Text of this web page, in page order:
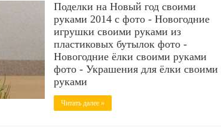
Поделки на Новый год своими
руками 2014 с фото - Новогодние
игрушки своими руками из
пластиковых бутылок фото -
Новогодние ёлки своими руками
фото - Украшения для ёлки своими
руками
Читать далее »